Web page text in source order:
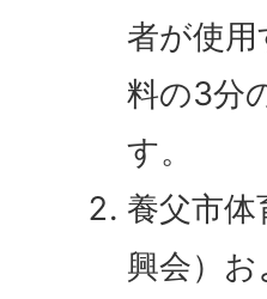
者が使用
料の3分
す。
養父市体
興会）